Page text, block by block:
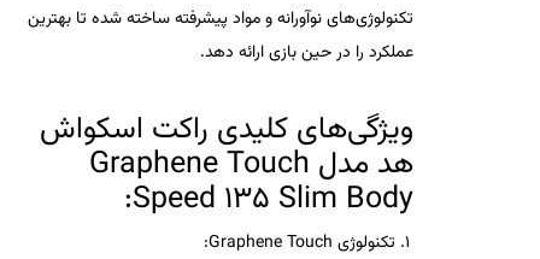
تکنولوژی‌های نوآورانه و مواد پیشرفته ساخته شده تا بهترین
عملکرد را در حین بازی ارائه دهد.
ویژگی‌های کلیدی راکت اسکواش
هد مدل Graphene Touch
Speed 135 Slim Body
:
تکنولوژی Graphene Touch: